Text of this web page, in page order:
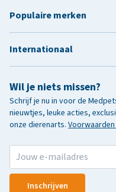
Wil je niets missen?
Schrijf je nu in voor de
nieuwtjes, leuke acties,
onze dierenarts.
Inschrijven
Populaire merken
Internationaal